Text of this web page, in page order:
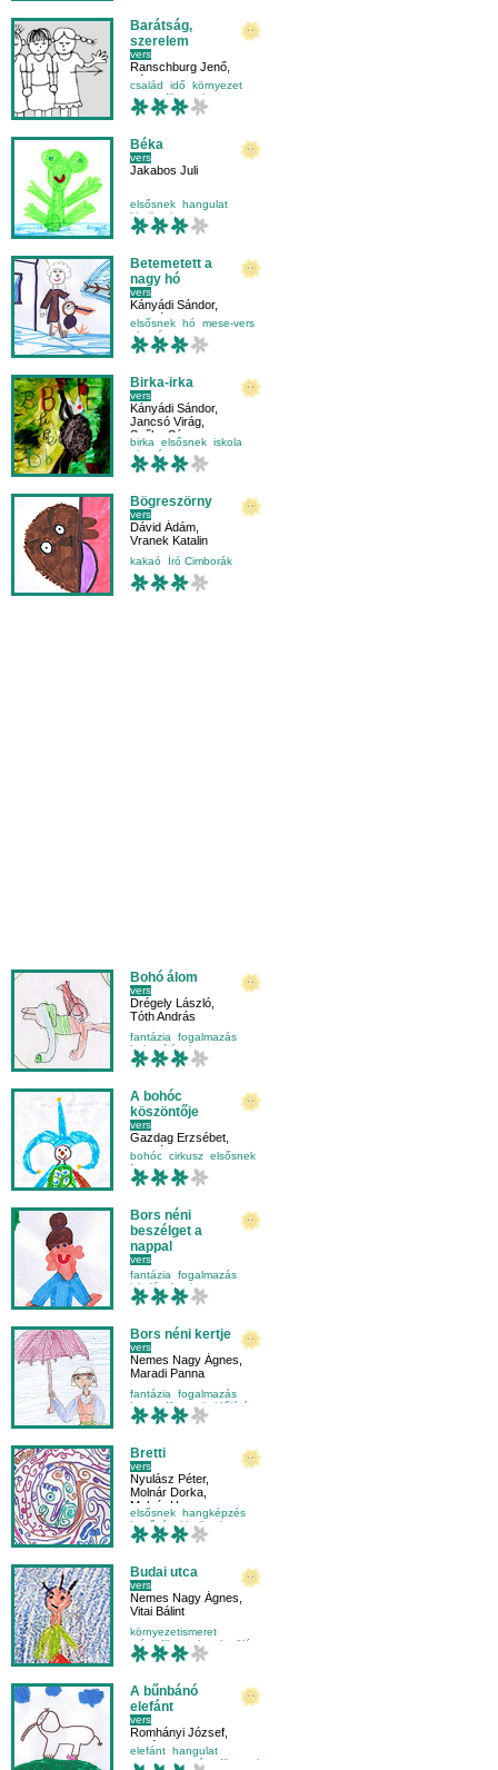
Barátság,
szerelem
vers
Ranschburg Jenő
Kézdy György
Borsi Vera
család idő környezet
negyedikesnek
Béka
vers
Jakabos Juli
elsősnek hangulat
kicsiknek mese-vers
Betemetett a
nagy hó
vers
Kányádi Sándor,
Szabó Panna
elsősnek hó mese-vers
olvasás
Birka-irka
vers
Kányádi Sándor,
Jancsó Virág
Szőke Sára
birka elsősnek iskola
olvasás
Bögreszörny
vers
Dávid Ádám
Vranek Katalin
kakaó Író Cimborák
Bohó álom
vers
Drégely László
Tóth András
fantázia
fogalmazás
helyesírás
kutya
A bohóc
köszöntője
vers
Gazdag Erzsébet
Szabó Bence
bohóc cirkusz elsősnek
farsang
Bors néni
beszélget a
nappal
vers
Nemes Nagy Ágnes
Jakabos Juli
fantázia
fogalmazás
iskolásoknak mese-vers
Bors néni kertje
vers
Nemes Nagy Ágnes
Maradi Panna
fantázia
fogalmazás
harmadikosnak
időjárás
Bretti
vers
Nyulász Péter,
Molnár Dorka
Molnár Hanna
elsősnek hangképzés
kettőzés
kicsiknek
Budai utca
vers
Nemes Nagy Ágnes
Vitai Bálint
környezetismeret
másodikosnak
település
testvér
A bűnbánó
elefánt
vers
Romhányi József
Pintér Alma
elefánt hangulat
mese-vers
másodikosnak